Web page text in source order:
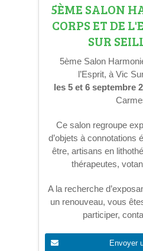
5ÈME SALON
CORPS ET DE
SUR
5ème Salon
l’Esprit, à Vic
les 5 et 6 septembre
Ce salon regroupe
d’objets à connotations
être, artisans en
thérapeutes,
A la recherche
un renouveau, vous
participer,
Envoyer